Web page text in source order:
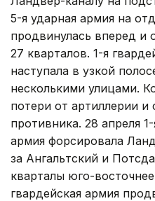
5-я ударная армия на
продвинулась вперед и
27 кварталов. 1-я
наступала в узкой
несколькими улицами.
потери от артиллерии и
противника. 28 апреля
армия форсировала
за Ангальтский и
кварталы юго-
гвардейская армия